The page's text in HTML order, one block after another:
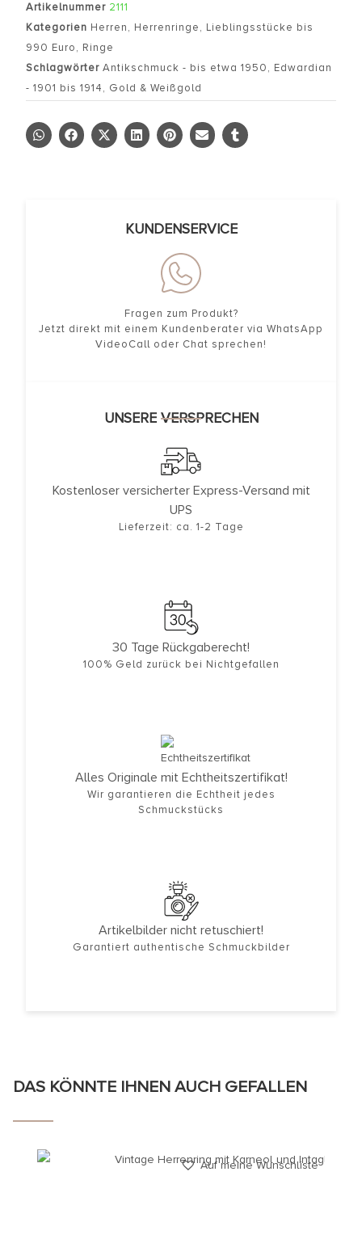
Artikelnummer 2111
Kategorien Herren, Herrenringe, Lieblingsstücke bis
990 Euro, Ringe
Schlagwörter Antikschmuck - bis etwa 1950, Edwardian
- 1901 bis 1914, Gold & Weißgold
KUNDENSERVICE
Fragen zum Produkt?
Jetzt direkt mit einem Kundenberater via WhatsApp
VideoCall oder Chat sprechen!
UNSERE VERSPRECHEN
Kostenloser versicherter Express-Versand mit
UPS
Lieferzeit: ca. 1-2 Tage
30 Tage Rückgaberecht!
100% Geld zurück bei Nichtgefallen
Alles Originale mit Echtheitszertifikat!
Wir garantieren die Echtheit jedes
Schmuckstücks
Artikelbilder nicht retuschiert!
Garantiert authentische Schmuckbilder
DAS KÖNNTE IHNEN AUCH GEFALLEN
Auf meine Wunschliste